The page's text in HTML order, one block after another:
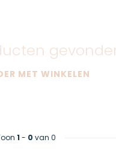
MET WINKELEN
1 - 0 van 0